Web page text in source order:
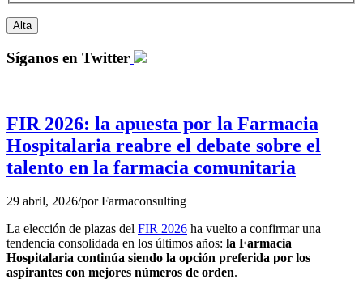
Síganos en Twitter
FIR 2026: la apuesta por la Farmacia
Hospitalaria reabre el debate sobre el
talento en la farmacia comunitaria
29 abril, 2026/porFarmaconsulting
La elección de plazas del FIR 2026 ha vuelto a confirmar una
tendencia consolidada en los últimos años: la Farmacia
Hospitalaria continúa siendo la opción preferida por los
aspirantes con mejores números de orden.